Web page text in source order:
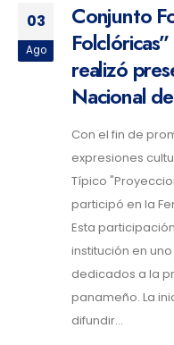
03
Ago
Conjunto
realizó
Nacional
Con el fin de
expresiones
Típico
participó en la
Esta
institución en
dedicados a la
panameño. La
difundir...